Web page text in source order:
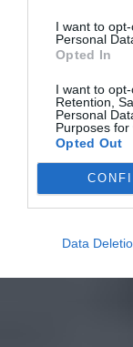
I want to
Personal
Opted In
I want to
Retention,
Personal
Purposes for
Opted Out
Data